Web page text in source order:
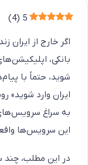
5
(
4
)
اگر خارج از
بانکی،
ایران وارد شوید»
به سراغ
این سرویس‌ها
در این مطلب، چند